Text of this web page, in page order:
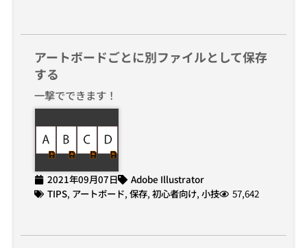
アートボードごとに別ファイルとして保存
する
一撃でできます！
2021年09月07日
Adobe Illustrator
TIPS, アートボード, 保存, 初心者向け, 小技 57,642